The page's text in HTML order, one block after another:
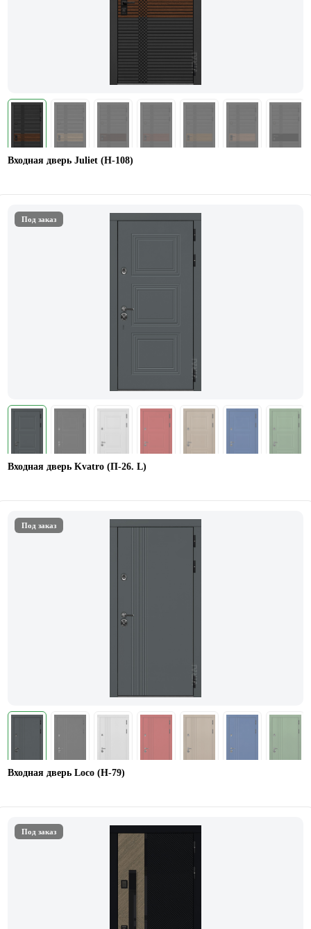
Входная дверь Juliet (Н-108)
Под заказ
Входная дверь Kvatro (П-26. L)
Под заказ
Входная дверь Loco (Н-79)
Под заказ